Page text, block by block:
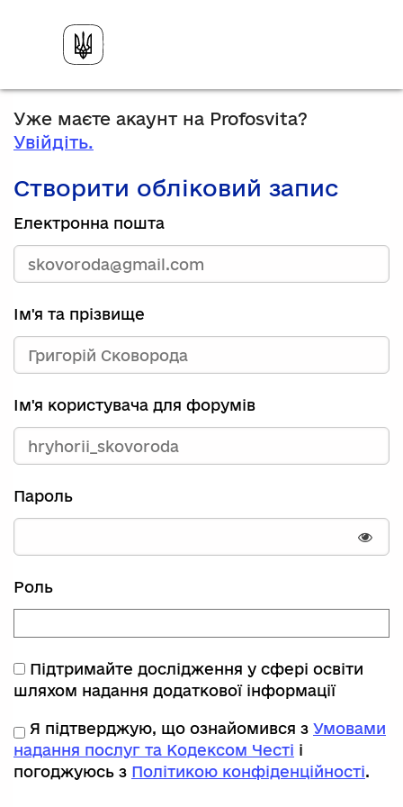
Уже маєте акаунт на Profosvita?
Увійдіть.
Створити обліковий запис
Електронна пошта
Ім'я та прізвище
Ім'я користувача для форумів
Пароль
Роль
Підтримайте дослідження у сфері освіти
шляхом надання додаткової інформації
Я підтверджую, що ознайомився з Умовами
надання послуг та Кодексом Честі і
погоджуюсь з Політикою конфіденційності.